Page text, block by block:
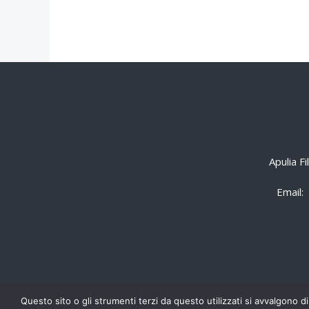
Apulia
Email:
Questo sito o gli strumenti terzi da questo utilizzati si avvalgono